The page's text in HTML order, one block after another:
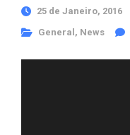
25 de Janeiro, 2016
General , News